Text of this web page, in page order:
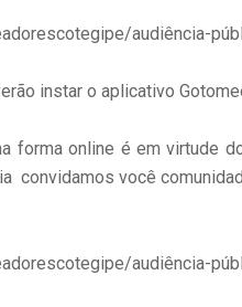
audiência-
instar o aplicativo
forma online é em virtude
convidamos você
audiência-